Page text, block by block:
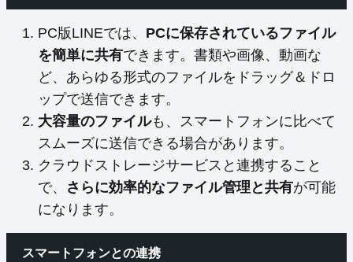
PC版LINEでは、 PCに保存されているファイル
を簡単に共有できます。書類や画像、動画な
ど、あらゆる形式のファイルをドラッグ＆ドロ
ップで送信できます。
大容量のファイルも、スマートフォンに比べて
スムーズに送信できる場合があります。
クラウドストレージサービスと連携すること
で、 さらに効率的なファイル管理と共有が可能
になります。
スマートフォンとの連携